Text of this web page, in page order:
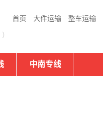
首页 大件运输 整车运输
中南专线